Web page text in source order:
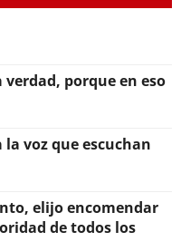
porque en eso
voz que escuchan
elijo encomendar
de todos los